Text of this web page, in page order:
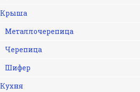
Крыша
Металлочерепица
Черепица
Шифер
Кухня